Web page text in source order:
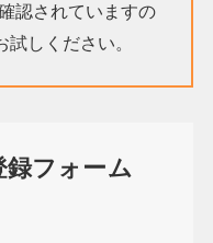
認されていますの
しください。
録フォーム